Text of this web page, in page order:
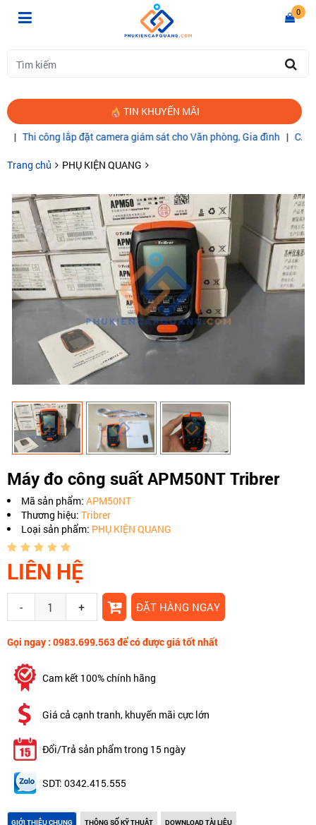
0
TIN KHUYẾN MÃI
công lắp đặt camera giám sát cho Văn phòng, Gia đình| CÁP
Trang chủ PHỤ KIỆN QUANG
Máy đo công suất APM50NT Tribrer
Mã sản phẩm: APM50NT
Thương hiệu: Tribrer
Loại sản phẩm: PHỤ KIỆN QUANG
LIÊN HỆ
- + ĐẶT HÀNG NGAY
Gọi ngay : 0983.699.563 để có được giá tốt nhất
Cam kết 100% chính hãng
Giá cả cạnh tranh, khuyến mãi cực lớn
Đổi/Trả sản phẩm trong 15 ngày
SDT: 0342.415.555
GIỚI THIỆU CHUNG THÔNG SỐ KỸ THUẬT DOWNLOAD TÀI LIỆU